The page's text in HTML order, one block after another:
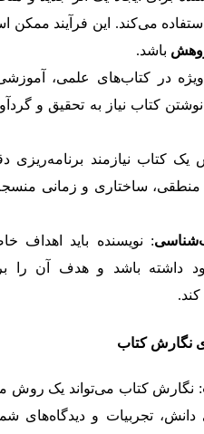
می‌کند. این فرآیند ممکن
باشد.
در کتاب‌های علمی،
نوشتن کتاب نیاز به تحقیق و
یک کتاب نیازمند برنامه‌ریزی
منطقی، ساختاری و زمانی
: نویسنده باید اهداف
داشته باشد و هدف آن را
نگارش کتاب
: نگارش کتاب می‌تواند یک روش
دانش، تجربیات و دیدگاه‌های